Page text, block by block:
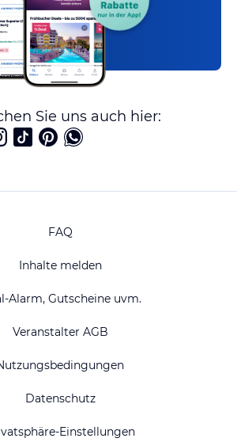
Sie uns auch hier:
FAQ
Inhalte melden
Alarm, Gutscheine uvm.
Veranstalter AGB
Datenschutz
Einstellungen